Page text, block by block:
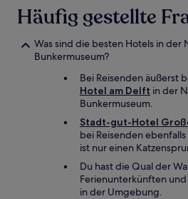
Häufig gestellte
Was sind die besten Hotels in der
Bunkermuseum?
Bei Reisenden äußerst
Hotel am Delft in der
Bunkermuseum.
Stadt-gut-Hotel
bei Reisenden
ist nur einen
Du hast die Qual der
Ferienunterkünften
in der Umgebung.